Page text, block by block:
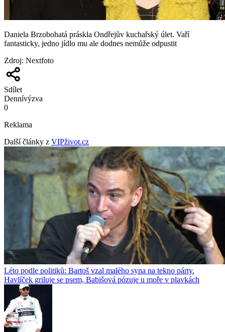
Daniela Brzobohatá práskla Ondřejův kuchařský úlet. Vaří
fantasticky, jedno jídlo mu ale dodnes nemůže odpustit
Zdroj: Nextfoto
Sdílet
Dennívýzva
0
Reklama
Další články z VIPživot.cz
Léto podle politiků: Bartoš vzal malého syna na tekno párty.
Havlíček griluje se psem, Babišová pózuje u moře v plavkách